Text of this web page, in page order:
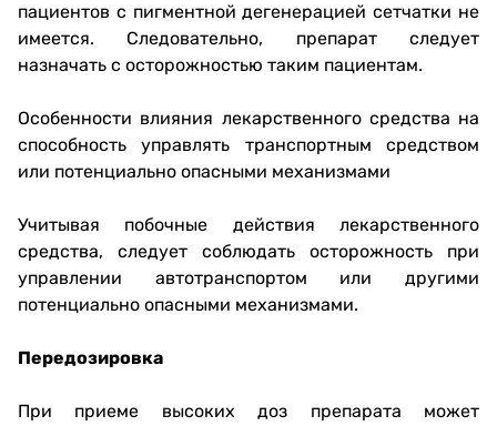
пациентов с пигментной дегенерацией сетчатки не
имеется. Следовательно, препарат следует
назначать с осторожностью таким пациентам.
Особенности влияния лекарственного средства на
способность управлять транспортным средством
или потенциально опасными механизмами
Учитывая побочные действия лекарственного
средства, следует соблюдать осторожность при
управлении автотранспортом или другими
потенциально опасными механизмами.
Передозировка
При приеме высоких доз препарата может